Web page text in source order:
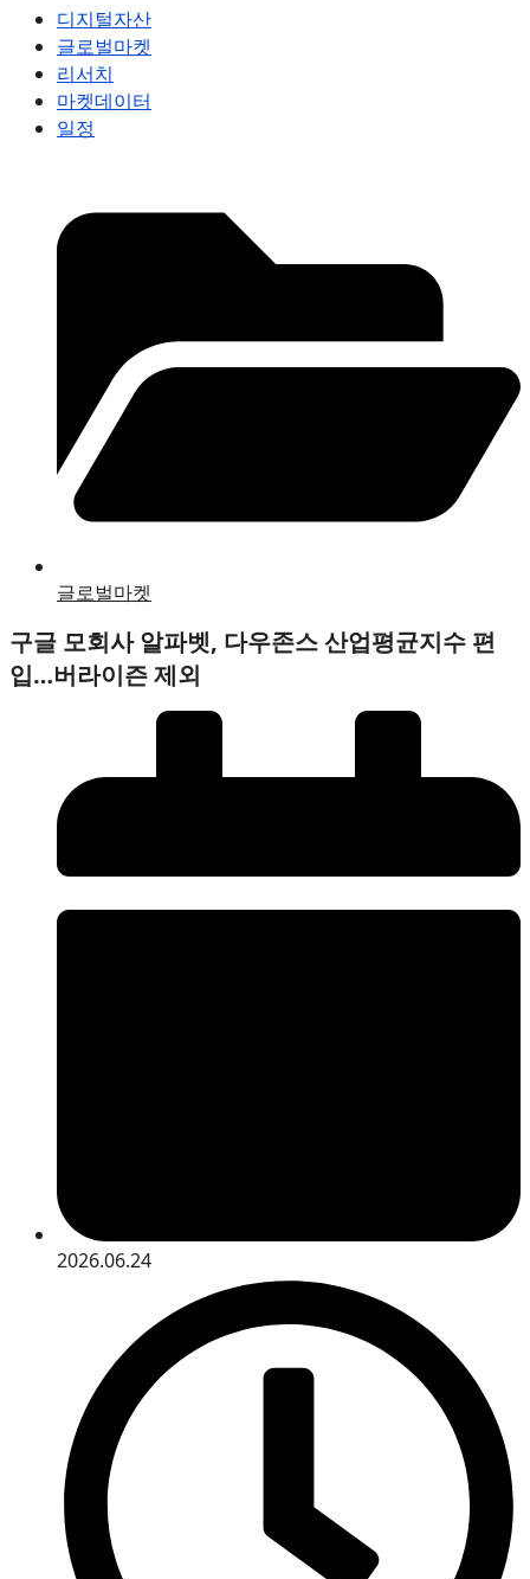
디지털자산
글로벌마켓
리서치
마켓데이터
일정
글로벌마켓
구글 모회사 알파벳, 다우존스 산업평균지수 편
입…버라이즌 제외
2026.06.24